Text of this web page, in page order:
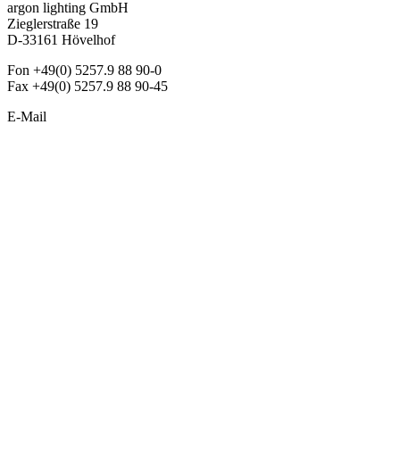
argon lighting GmbH
Zieglerstraße 19
D-33161 Hövelhof
Fon +49(0) 5257.9 88 90-0
Fax +49(0) 5257.9 88 90-45
E-Mail